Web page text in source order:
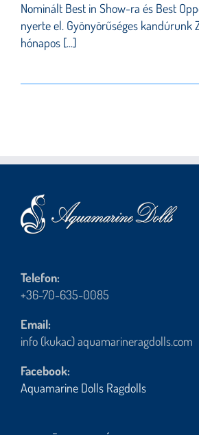
Nominált Best in Show-ra és Best
nyerte el. Gyönyörűséges kandúrunk
hónapos [...]
Telefon:
+36-70-635-0085
Email:
info (kukac) aquamarineragdolls.com
Facebook:
Aquamarine Dolls Ragdolls